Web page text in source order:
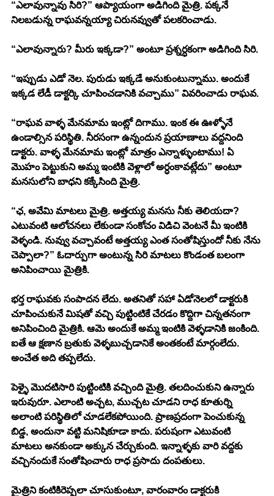
“ఎలావున్నావు సిరి?” ఆప్యాయంగా అడిగింది మైత్రి. పక్కనే
నిలబడున్న రాఘవన్నయ్యా చిరునవ్వుతో పలకరించాడు.
“ఎలావున్నారు? మీరు ఇక్కడా?” అంటూ ప్రశ్నర్ధకంగా అడిగింది సిరి.
“ఇప్పుడు ఎడో నెల. పురుడు ఇక్కడే అనుకుంటున్నాము. అందుకే
ఇక్కడ లేడీ డాక్టర్కి చూపించడానికి వచ్చాము” వివరించాడు రాఘవ.
“రాఘవ వాళ్ళ మేనమామ ఇంట్లో దిగాము. ఇంక ఈ ఊళ్ళోనే
ఉండాల్సిన పరిస్థితి. నీరసంగా ఉన్నందున ప్రయాణాలు వద్దనింది
డాక్టరు. వాళ్ళ మేనమామ ఇంట్లో మాత్రం ఎన్నాళ్ళుంటాము! ఏ
మొహం పెట్టుకుని అమ్మ ఇంటికి వెళ్లాలో అర్ధంకావట్లేదు” అంటూ
మనసులోని బాధని కక్కేసింది మైత్రి.
“ఛ, అవేమి మాటలు మైత్రి. అత్తయ్య మనసు నీకు తెలియదా?
ఎటువంటి ఆలోచనలు లేకుండా సంకోచం విడిచి వెంటనే మీ ఇంటికి
వెళ్ళండి. నువ్వు వచ్చావంటే అత్తయ్య ఎంత సంతోషిస్తుందో నీకు నేను
చెప్పాలా?” ఓదార్పుగా అంటున్న సిరి మాటలు కొండంత బలంగా
అనిపించాయి మైత్రికి.
భర్త రాఘవకు సంపాదన లేదు. అతనితో సహా ఏడోనెలలో డాక్టరుకి
చూపించుకునే మిషతో వచ్చి పుట్టింటికే చేరడం కొద్దిగా చిన్నతనంగా
అనిపించింది మైత్రికి. ఆమె అందుకే అమ్మ ఇంటికి వెళ్ళడానికి జంకింది.
ఐతే ఆ క్షణాన బ్రతుకు వెళ్ళబుచ్చడానికే అంతకంటే మార్గంలేదు.
అంచేత అది తప్పలేదు.
పెళ్ళై మొదటిసారి పుట్టింటికి వచ్చింది మైత్రి. తలదించుకుని ఉన్నారు
ఇరువురూ. ఎలాంటి అచ్చట, ముచ్చట చూడని రాధ కూతుర్ని
అలాంటి పరిస్థితిలో చూడలేకపోయింది. ప్రాణప్రదంగా పెంచుకున్న
బిడ్డ, అందునా వట్టి మనిషికూడా కాదు. పరుషంగా ఎటువంటి
మాటలు అనకుండా అక్కున చేర్చుకుంది. ఇన్నాళ్ళకు వారి వద్దకు
వచ్చినందుకే సంతోషించారు రాధ ప్రసాదు దంపతులు.
మైత్రిని కంటికిరెప్పలా చూసుకుంటూ, వారంవారం డాక్టరుకి